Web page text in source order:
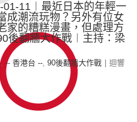
01-11︱最近日本的年輕一
成潮流玩物？另外有位女
家的糟糕漫畫，但處理方
後翻牆大作戰︱主持：梁
, -- 香港台 --, 90後翻牆大作戰
迴響